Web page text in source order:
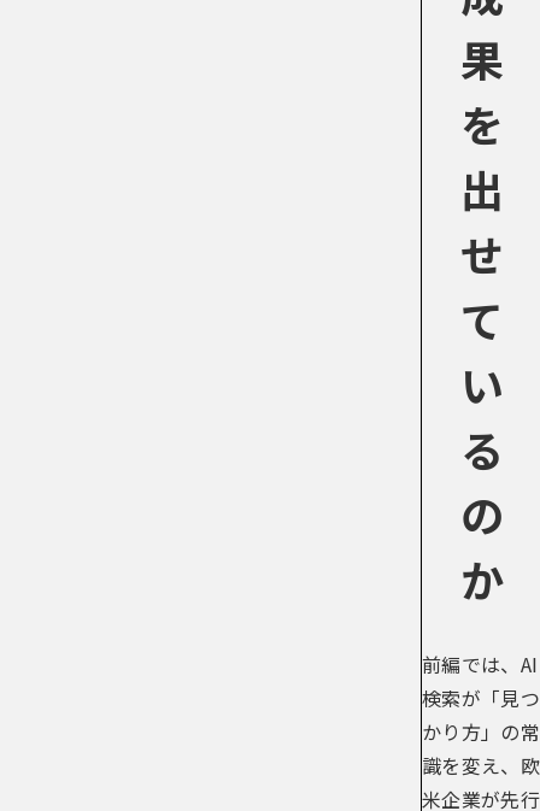
果
を
出
せ
て
い
る
の
か
前編では、AI
検索が「見つ
かり方」の常
識を変え、欧
米企業が先行